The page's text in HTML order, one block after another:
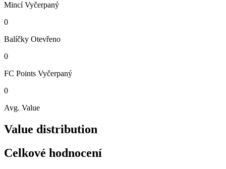
Mincí Vyčerpaný
0
Balíčky Otevřeno
0
FC Points Vyčerpaný
0
Avg. Value
Value distribution
Celkové hodnocení